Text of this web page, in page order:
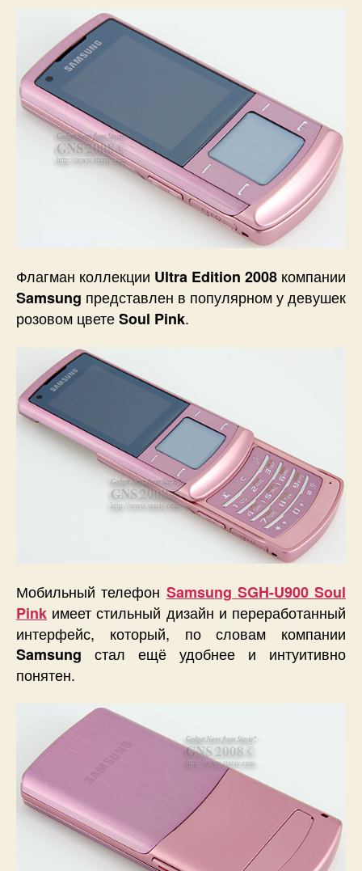
Soul
Pink.
Флагман коллекции Ultra Edition 2008 компании
Samsung представлен в популярном у девушек
розовом цветеSoul Pink.
Мобильный телефон Samsung SGH-U900 Soul
Pink имеет стильный дизайн и переработанный
интерфейс, который, по словам компании
Samsung
стал ещё удобнее и интуитивно
понятен.